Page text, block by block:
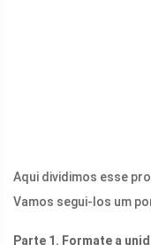
Aqui dividimos esse
Vamos segui-los um
Parte 1. Formate a